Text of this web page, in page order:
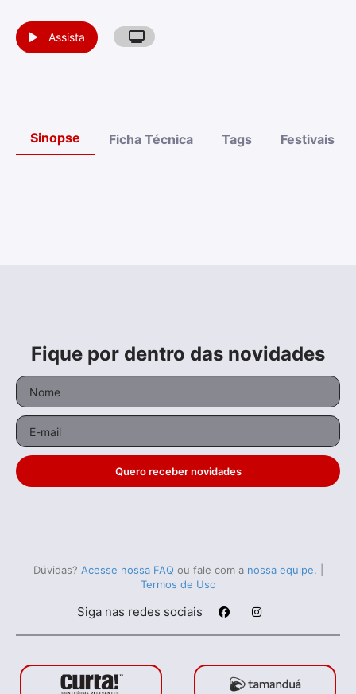
Assista
Sinopse Ficha Técnica Tags Festivais
Fique por dentro das novidades
Quero receber novidades
Dúvidas? Acesse nossa FAQ ou fale com a nossa equipe.
Termos de Uso
Siga nas redes sociais